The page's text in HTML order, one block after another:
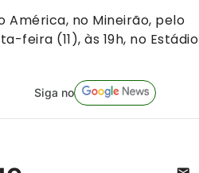
América, no Mineirão, pelo
feira (11), às 19h, no Estádio
Siga no